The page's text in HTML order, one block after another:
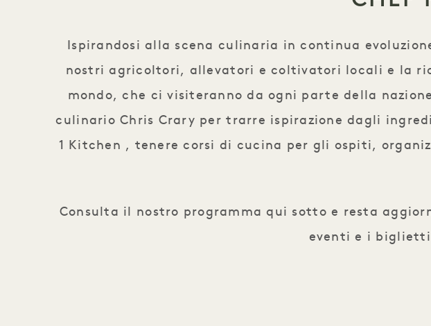
Ispirandosi alla scena culinaria in continua
nostri agricoltori, allevatori e coltivatori locali e la
mondo, che ci visiteranno da ogni parte della
culinario Chris Crary per trarre ispirazione dagli
1 Kitchen , tenere corsi di cucina per gli ospiti,
Consulta il nostro programma qui sotto e resta
eventi e i biglietti